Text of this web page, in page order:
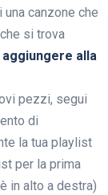
canzone che
si trova
aggiungere alla
pezzi, segui
di
la tua playlist
per la prima
in alto a destra)